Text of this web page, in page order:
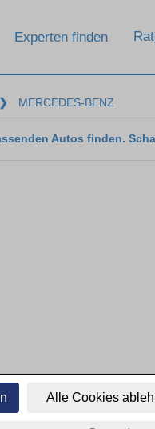
Alle Cookies
Experten finden
❯ MERCEDES-BENZ
Autos finden.